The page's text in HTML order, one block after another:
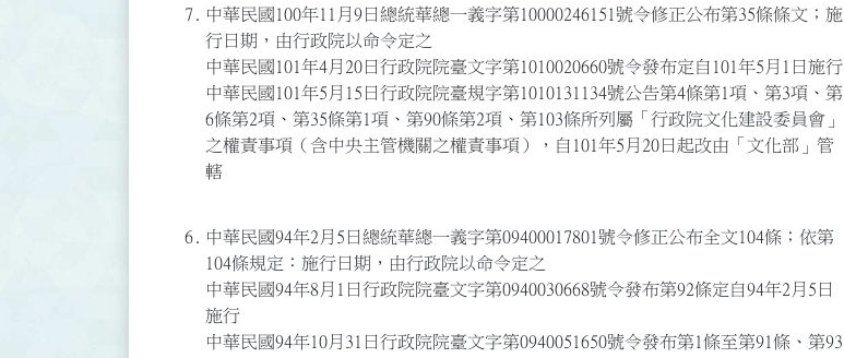
7.
中華民國100年11月9日總統華總一義字第10000246151號令修正公布第35條條文；施
行日期，由行政院以命令定之
中華民國101年4月20日行政院院臺文字第1010020660號令發布定自101年5月1日施行
中華民國101年5月15日行政院院臺規字第1010131134號公告第4條第1項、第3項、第
6條第2項、第35條第1項、第90條第2項、第103條所列屬「行政院文化建設委員會」
之權責事項（含中央主管機關之權責事項），自101年5月20日起改由「文化部」管
轄
6.
中華民國94年2月5日總統華總一義字第09400017801號令修正公布全文104條；依第
104條規定：施行日期，由行政院以命令定之
中華民國94年8月1日行政院院臺文字第0940030668號令發布第92條定自94年2月5日
施行
中華民國94年10月31日行政院院臺文字第0940051650號令發布第1條至第91條、第93